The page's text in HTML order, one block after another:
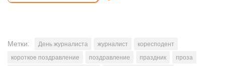
Метки: День журналиста журналист
коресподент
короткое поздравление
поздравление праздник
проза